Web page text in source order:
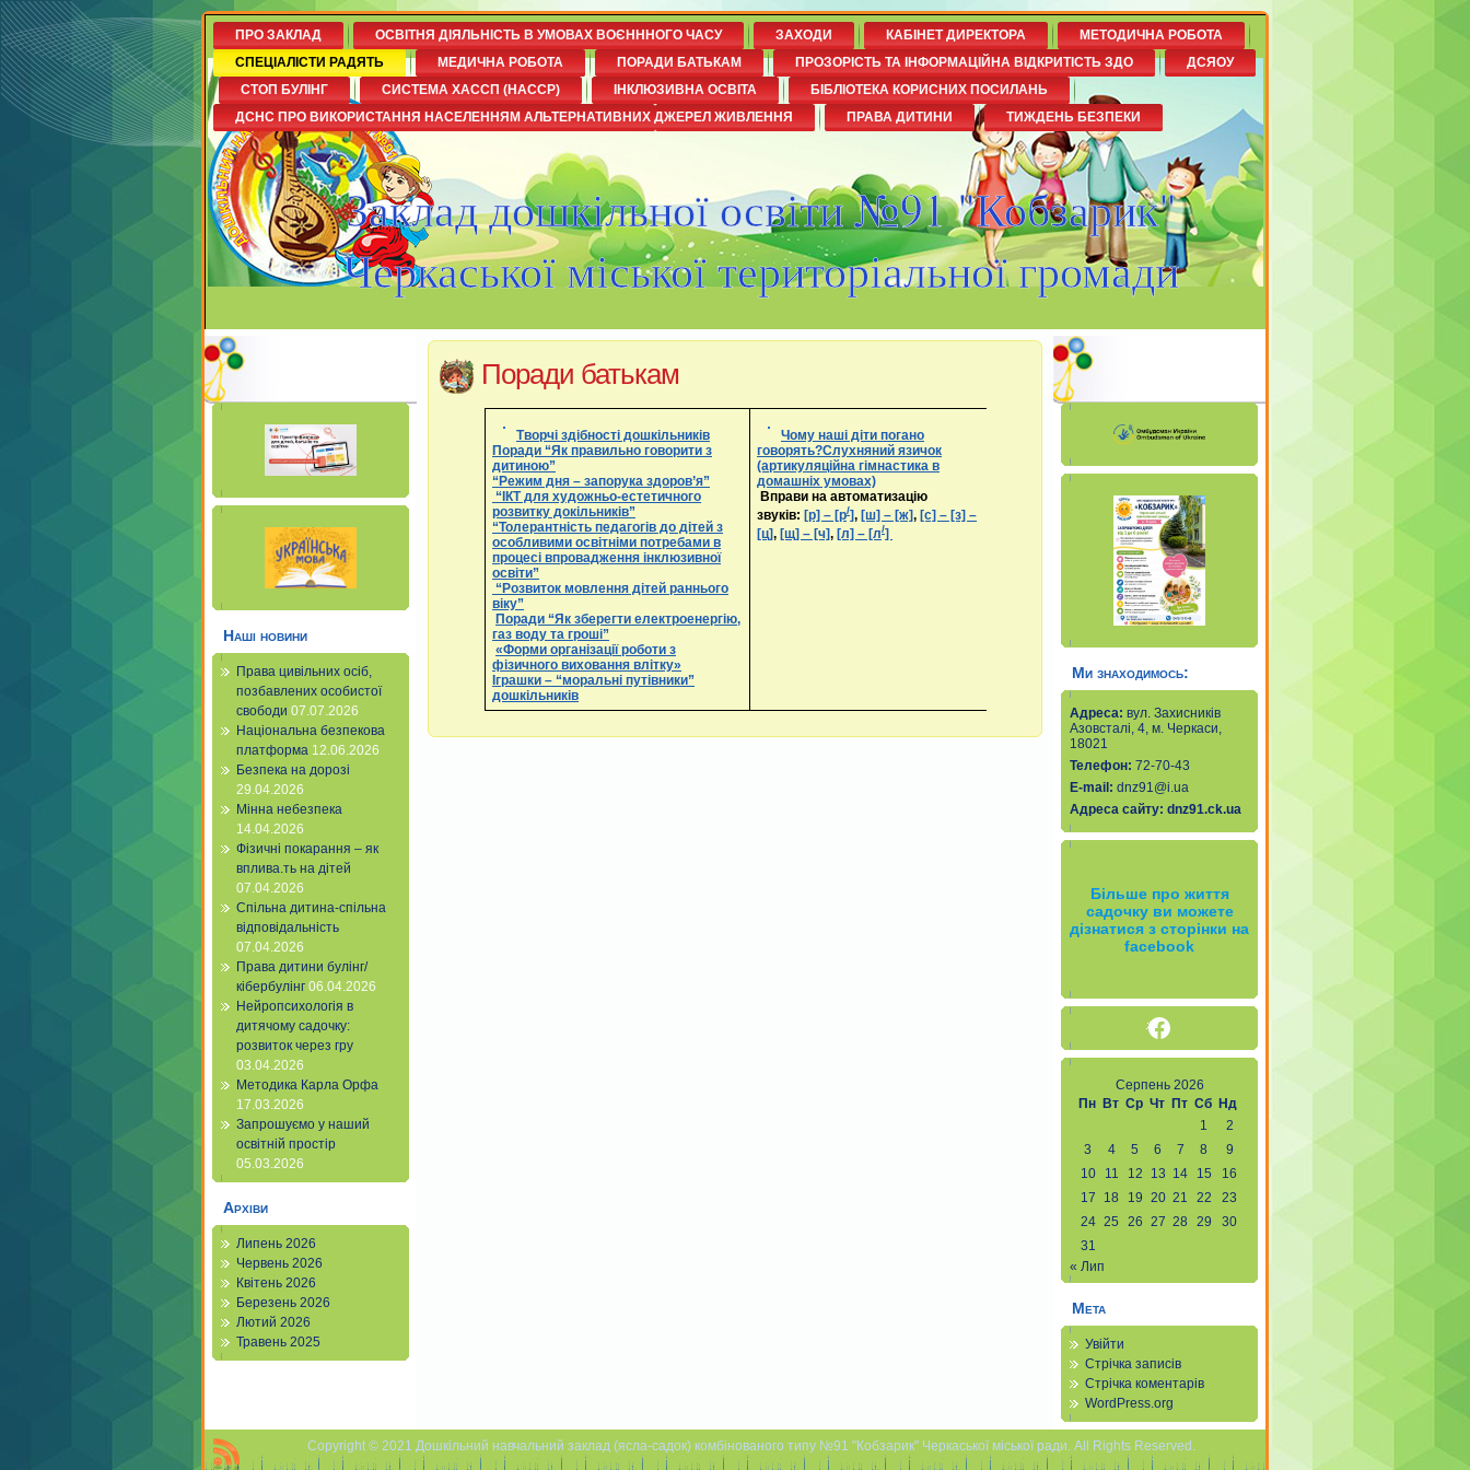
Заклад дошкільної освіти №91 "Кобзарик"
Черкаської міської територіальної громади
ПРО ЗАКЛАД ОСВІТНЯ ДІЯЛЬНІСТЬ В УМОВАХ ВОЄНННОГО ЧАСУ ЗАХОДИ КАБІНЕТ ДИРЕКТОРА
МЕТОДИЧНА РОБОТА
СПЕЦІАЛІСТИ РАДЯТЬ
МЕДИЧНА РОБОТА ПОРАДИ БАТЬКАМ ПРОЗОРІСТЬ ТА ІНФОРМАЦІЙНА ВІДКРИТІСТЬ ЗДО
ДСЯОУ
СТОП БУЛІНГ
СИСТЕМА ХАССП (НАССР) ІНКЛЮЗИВНА ОСВІТА
БІБЛІОТЕКА КОРИСНИХ ПОСИЛАНЬ
ДСНС ПРО ВИКОРИСТАННЯ НАСЕЛЕННЯМ АЛЬТЕРНАТИВНИХ ДЖЕРЕЛ ЖИВЛЕННЯ
ПРАВА ДИТИНИ ТИЖДЕНЬ БЕЗПЕКИ
Наші новини
Права цивільних осіб,
позбавлених особистої
свободи 07.07.2026
Національна безпекова
платформа 12.06.2026
Безпека на дорозі
29.04.2026
Мінна небезпека
14.04.2026
Фізичні покарання – як
вплива.ть на дітей
07.04.2026
Спільна дитина-спільна
відповідальність
07.04.2026
Права дитини булінг/
кібербулінг 06.04.2026
Нейропсихологія в
дитячому садочку:
розвиток через гру
03.04.2026
Методика Карла Орфа
17.03.2026
Запрошуємо у наший
освітній простір
05.03.2026
Архіви
Липень 2026
Червень 2026
Квітень 2026
Березень 2026
Лютий 2026
Травень 2025
Поради батькам
Творчі здібності дошкільників
Поради “Як правильно говорити з
дитиною”
“Режим дня – запорука здоров’я”
“ІКТ для художньо-естетичного
розвитку докільників”
“Толерантність педагогів до дітей з
особливими освітніми потребами в
процесі впровадження інклюзивної
освіти”
“Розвиток мовлення дітей раннього
віку”
Поради “Як зберегти електроенергію,
газ воду та гроші”
«Форми організації роботи з
фізичного виховання влітку»
Іграшки – “моральні путівники”
дошкільників
Чому наші діти погано
говорять?Слухняний язичок
(артикуляційна гімнастика в
домашніх умовах)
Вправи на автоматизацію
звуків: [р] – [р/], [ш] – [ж], [с] – [з] –
[ц], [щ] – [ч], [л] – [л/]
Ми знаходимось:
Адреса: вул. Захисників
Азовсталі, 4, м. Черкаси,
18021
Телефон: 72-70-43
Е-mail : dnz91@i.ua
Адреса сайту: dnz91.ck.ua
Більше про життя
садочку ви можете
дізнатися з сторінки на
facebook
Facebook
Серпень 2026
Пн
Вт Ср Чт Пт Сб
Нд
1
2
3
4 5 6 7 8
9
10
11 12 13 14 15
16
17
18 19 20 21 22
23
24 25 26 27 28 29
30
31
« Лип
Мета
Увійти
Стрічка записів
Стрічка коментарів
WordPress.org
Copyright © 2021 Дошкільний навчальний заклад (ясла-садок) комбінованого типу №91 "Кобзарик" Черкаської міської ради. All Rights Reserved.